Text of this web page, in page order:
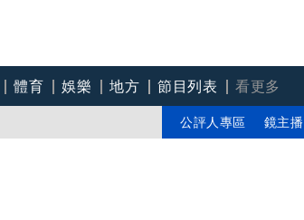
體育 娛樂 地方 節目列表
看更多
公評人專區 鏡主播